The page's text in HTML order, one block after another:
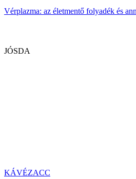
Vérplazma: az életmentő folyadék és
JÓSDA
KÁVÉZACC